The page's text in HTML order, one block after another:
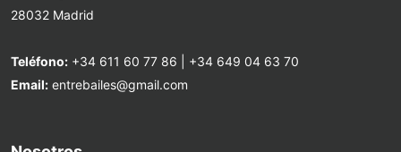
28032 Madrid
Teléfono: +34 611 60 77 86
+34 649 04 63 70
Email: entrebailes@gmail.com